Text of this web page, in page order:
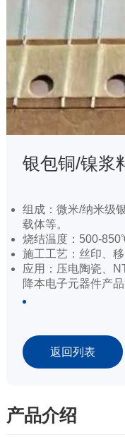
银包铜/镍浆
组成：微米/纳米级
载体等。
烧结温度：500-
施工工艺：丝印、移
应用：压电陶瓷、
降本电子元器件产品
返回列表
产品介绍